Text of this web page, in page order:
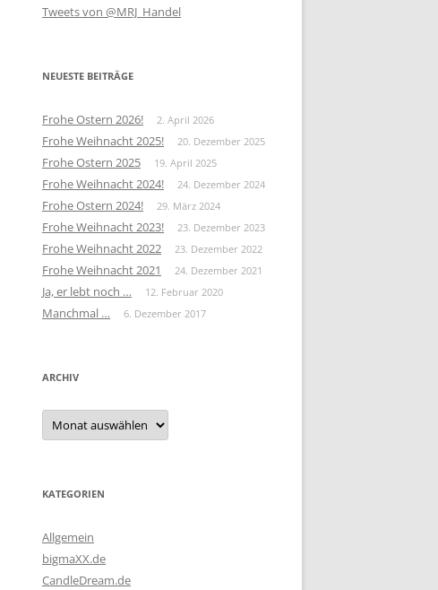
Tweets von @MRJ_Handel
NEUESTE BEITRÄGE
Frohe Ostern 2026! 2. April 2026
Frohe Weihnacht 2025! 20. Dezember 2025
Frohe Ostern 2025 19. April 2025
Frohe Weihnacht 2024! 24. Dezember 2024
Frohe Ostern 2024! 29. März 2024
Frohe Weihnacht 2023! 23. Dezember 2023
Frohe Weihnacht 2022 23. Dezember 2022
Frohe Weihnacht 2021 24. Dezember 2021
Ja, er lebt noch … 12. Februar 2020
Manchmal … 6. Dezember 2017
ARCHIV
Archiv
KATEGORIEN
Allgemein
bigmaXX.de
CandleDream.de